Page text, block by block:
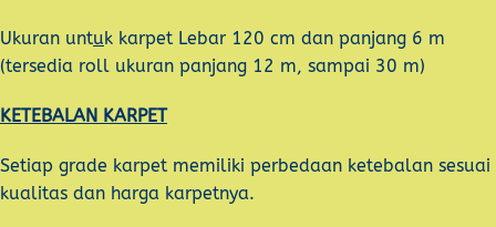
Ukuran untuk karpet Lebar 120 cm dan panjang 6 m
(tersedia roll ukuran panjang 12 m, sampai 30 m)
KETEBALAN KARPET
Setiap grade karpet memiliki perbedaan ketebalan sesuai
kualitas dan harga karpetnya.